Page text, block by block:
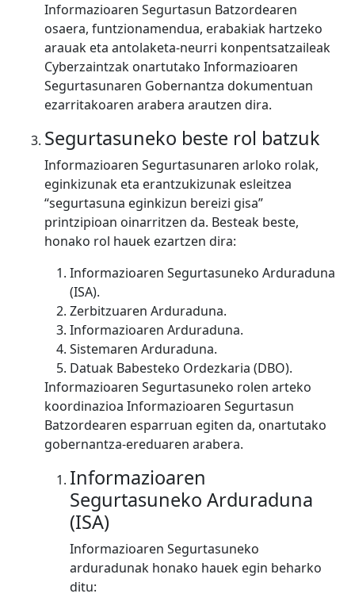
Informazioaren Segurtasun Batzordearen
osaera, funtzionamendua, erabakiak hartzeko
arauak eta antolaketa-neurri konpentsatzaileak
Cyberzaintzak onartutako Informazioaren
Segurtasunaren Gobernantza dokumentuan
ezarritakoaren arabera arautzen dira.
Segurtasuneko beste rol batzuk
Informazioaren Segurtasunaren arloko rolak,
eginkizunak eta erantzukizunak esleitzea
“segurtasuna eginkizun bereizi gisa”
printzipioan oinarritzen da. Besteak beste,
honako rol hauek ezartzen dira:
Informazioaren Segurtasuneko Arduraduna
(ISA).
Zerbitzuaren Arduraduna.
Informazioaren Arduraduna.
Sistemaren Arduraduna.
Datuak Babesteko Ordezkaria (DBO).
Informazioaren Segurtasuneko rolen arteko
koordinazioa Informazioaren Segurtasun
Batzordearen esparruan egiten da, onartutako
gobernantza-ereduaren arabera.
Informazioaren
Segurtasuneko Arduraduna
(ISA)
Informazioaren Segurtasuneko
arduradunak honako hauek egin beharko
ditu: